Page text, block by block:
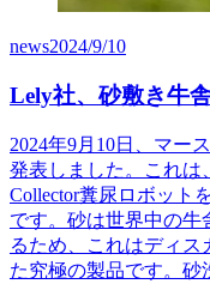
news2024/9/10
Lely社、砂敷き牛
2024年9月10日、マー
発表しました。これは
Collector糞尿ロボット
です。砂は世界中の牛
るため、これはディ
た究極の製品です。砂